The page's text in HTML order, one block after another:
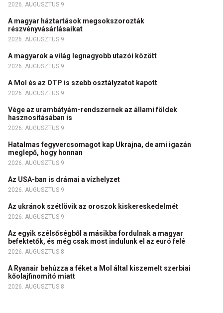
2026. AUGUSZTUS 9.
A magyar háztartások megsokszorozták
részvényvásárlásaikat
2026. AUGUSZTUS 9.
A magyarok a világ legnagyobb utazói között
2026. AUGUSZTUS 9.
A Mol és az OTP is szebb osztályzatot kapott
2026. AUGUSZTUS 9.
Vége az urambátyám-rendszernek az állami földek
hasznosításában is
2026. AUGUSZTUS 9.
Hatalmas fegyvercsomagot kap Ukrajna, de ami igazán
meglepő, hogy honnan
2026. AUGUSZTUS 9.
Az USA-ban is drámai a vízhelyzet
2026. AUGUSZTUS 9.
Az ukránok szétlövik az oroszok kiskereskedelmét
2026. AUGUSZTUS 9.
Az egyik szélsőségből a másikba fordulnak a magyar
befektetők, és még csak most indulunk el az euró felé
2026. AUGUSZTUS 8.
A Ryanair behúzza a féket a Mol által kiszemelt szerbiai
kőolajfinomító miatt
2026. AUGUSZTUS 8.